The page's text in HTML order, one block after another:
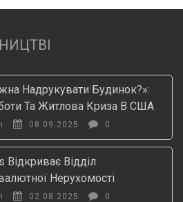
Надрукувати Будинок?»:
Та Житлова Криза В США
08.09.2025 0
Відкриває Відділ
Нерухомості
02.08.2025 0